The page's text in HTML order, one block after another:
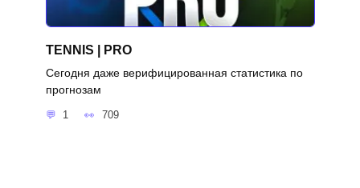
TENNIS | PRO
Сегодня даже верифицированная статистика по
прогнозам
1 709